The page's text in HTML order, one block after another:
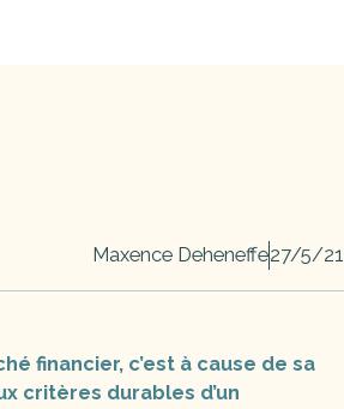
Maxence Deheneffe27/5/21
financier, c’est à cause de sa
critères durables d’un